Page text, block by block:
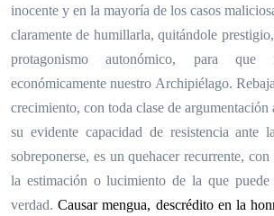
inocente y en la mayoría de los casos
claramente de humillarla, quitándole
protagonismo autonómico, para
económicamente nuestro Archipiélago.
crecimiento, con toda clase de
su evidente capacidad de resistencia ante
sobreponerse, es un quehacer recurrente,
la estimación o lucimiento de la que puede
verdad.Causar mengua, descrédito en la